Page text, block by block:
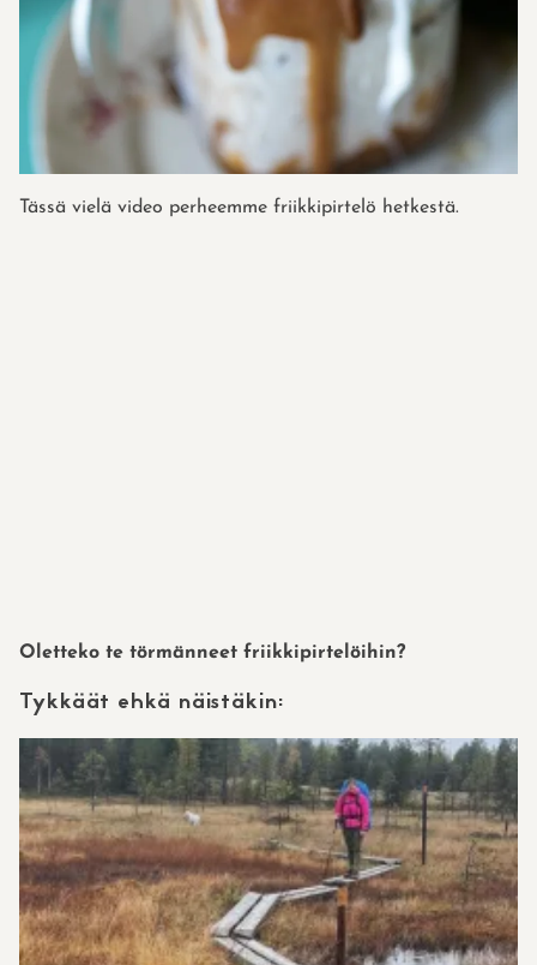
Tässä vielä video perheemme friikkipirtelö hetkestä.
Oletteko te törmänneet friikkipirtelöihin?
Tykkäät ehkä näistäkin: